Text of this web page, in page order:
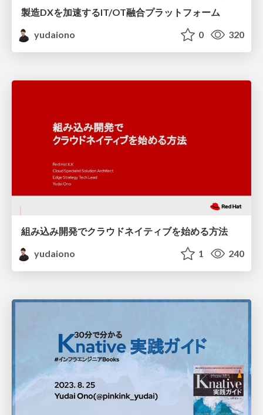
製造DXを加速するIT/OT融合プラットフォーム
yudaiono
0 320
組み込み開発でクラウドネイティブを始める方法
yudaiono
1 240